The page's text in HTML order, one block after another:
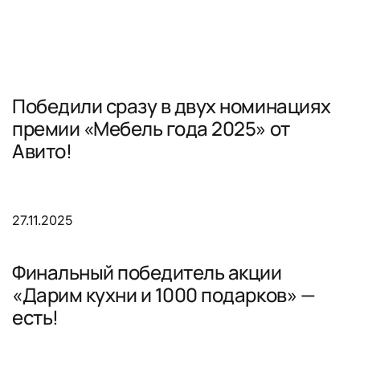
Победили сразу в двух номинациях
премии «Мебель года 2025» от
Авито!
27.11.2025
Финальный победитель акции
«Дарим кухни и 1000 подарков» —
есть!